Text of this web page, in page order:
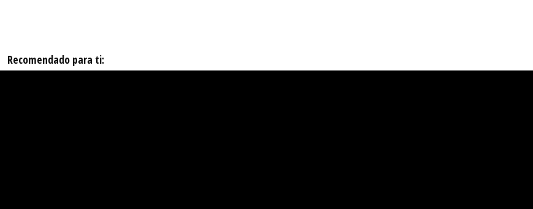
Recomendado para ti: